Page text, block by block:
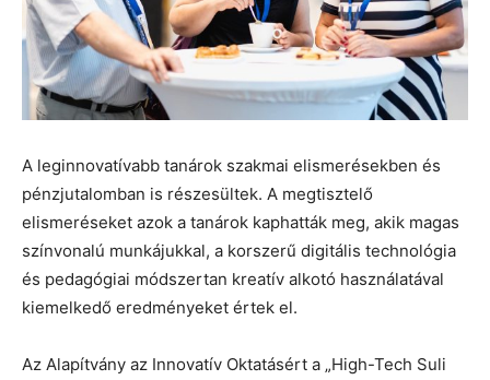
A leginnovatívabb tanárok szakmai elismerésekben és
pénzjutalomban is részesültek. A megtisztelő
elismeréseket azok a tanárok kaphatták meg, akik magas
színvonalú munkájukkal, a korszerű digitális technológia
és pedagógiai módszertan kreatív alkotó használatával
kiemelkedő eredményeket értek el.
Az Alapítvány az Innovatív Oktatásért a „High-Tech Suli